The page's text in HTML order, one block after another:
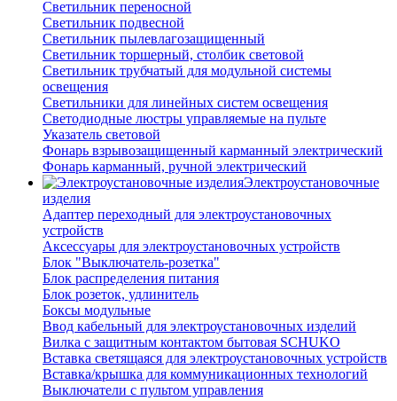
Светильник переносной
Светильник подвесной
Светильник пылевлагозащищенный
Светильник торшерный, столбик световой
Светильник трубчатый для модульной системы
освещения
Светильники для линейных систем освещения
Светодиодные люстры управляемые на пульте
Указатель световой
Фонарь взрывозащищенный карманный электрический
Фонарь карманный, ручной электрический
Электроустановочные
изделия
Адаптер переходный для электроустановочных
устройств
Аксессуары для электроустановочных устройств
Блок "Выключатель-розетка"
Блок распределения питания
Блок розеток, удлинитель
Боксы модульные
Ввод кабельный для электроустановочных изделий
Вилка с защитным контактом бытовая SCHUKO
Вставка светящаяся для электроустановочных устройств
Вставка/крышка для коммуникационных технологий
Выключатели с пультом управления